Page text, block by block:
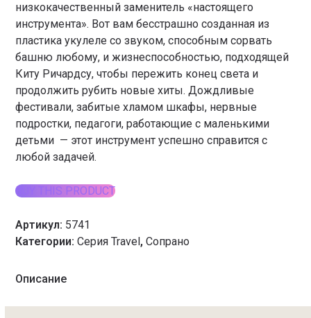
низкокачественный заменитель «настоящего
инструмента». Вот вам бесстрашно созданная из
пластика укулеле со звуком, способным сорвать
башню любому, и жизнеспособностью, подходящей
Киту Ричардсу, чтобы пережить конец света и
продолжить рубить новые хиты. Дождливые
фестивали, забитые хламом шкафы, нервные
подростки, педагоги, работающие с маленькими
детьми — этот инструмент успешно справится с
любой задачей.
BUY THIS PRODUCT
Артикул: 5741
Категории:Серия Travel ,Сопрано
Описание